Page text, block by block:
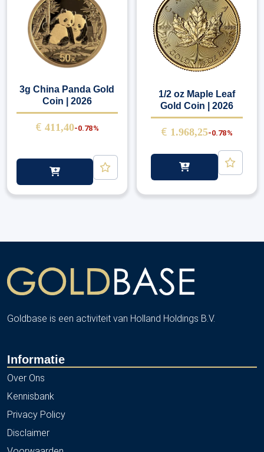
3g China Panda Gold
Coin | 2026
€ 411,40-0.78%
1/2 oz Maple Leaf
Gold Coin | 2026
€ 1.968,25-0.78%
Goldbase is een activiteit van Holland Holdings B.V.
Informatie
Over Ons
Kennisbank
Privacy Policy
Disclaimer